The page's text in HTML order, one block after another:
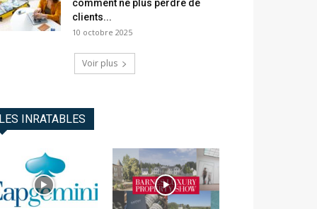
comment ne plus perdre de
clients...
10 octobre 2025
Voir plus
LES INRATABLES